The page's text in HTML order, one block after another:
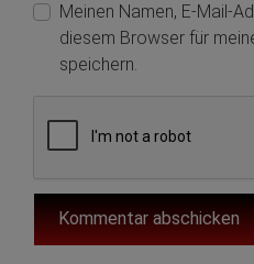
Meinen Namen, E-Mail-
diesem Browser für
speichern.